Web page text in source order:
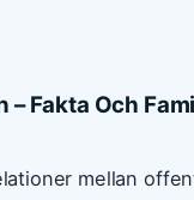
– Fakta Och
mellan